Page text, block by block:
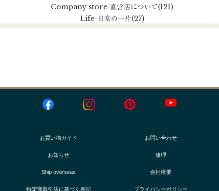
Company store-直営店について(121)
Life-日常の一片(27)
お買い物ガイド お問い合わせ
お知らせ 修理
Ship overseas 会社概要
特定商取引法に基づく表記 プライバシーポリシー